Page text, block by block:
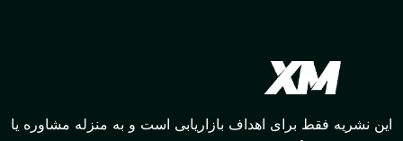
اهداف بازاریابی است و به منزله مشاوره یا